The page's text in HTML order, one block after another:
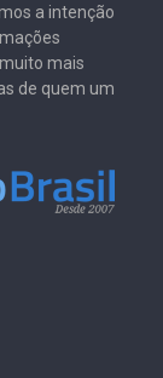
a intenção
mais
de quem um